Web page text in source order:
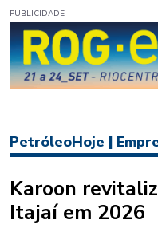
PUBLICIDADE
PetróleoHoje |
Karoon
Itajaí em 2026